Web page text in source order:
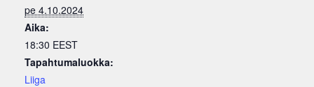
pe 4.10.2024
Aika:
18:30 EEST
Tapahtumaluokka:
Liiga